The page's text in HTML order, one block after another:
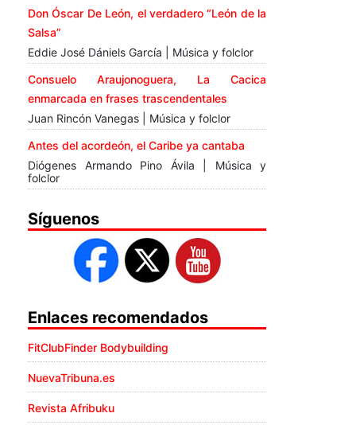
Don Óscar De León, el verdadero “León de la
Salsa”
Eddie José Dániels García | Música y folclor
Consuelo Araujonoguera, La Cacica
enmarcada en frases trascendentales
Juan Rincón Vanegas | Música y folclor
Antes del acordeón, el Caribe ya cantaba
Diógenes Armando Pino Ávila | Música y
folclor
Síguenos
Enlaces recomendados
FitClubFinder Bodybuilding
NuevaTribuna.es
Revista Afribuku